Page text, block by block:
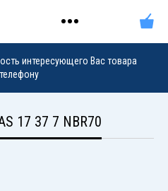
интересующего Вас товара
17 37 7 NBR70